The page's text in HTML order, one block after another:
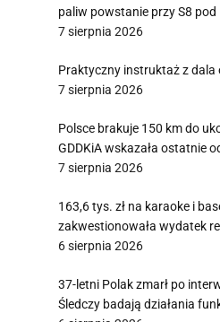
paliw powstanie przy S8 pod
7 sierpnia 2026
Praktyczny instruktaż z dala
7 sierpnia 2026
Polsce brakuje 150 km do
GDDKiA wskazała ostatnie
7 sierpnia 2026
163,6 tys. zł na karaoke i
zakwestionowała wydatek
6 sierpnia 2026
37-letni Polak zmarł po
Śledczy badają działania